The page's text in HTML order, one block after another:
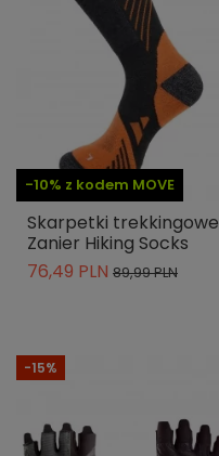
-10% z kodem MOVE
Skarpetki trekkingowe
Zanier Hiking Socks
76,49 PLN 89,99 PLN
-15%